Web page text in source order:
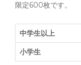
限定600枚です。
中学生以上
小学生